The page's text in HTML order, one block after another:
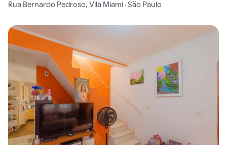
Rua Bernardo Pedroso, Vila Miami · São Paulo